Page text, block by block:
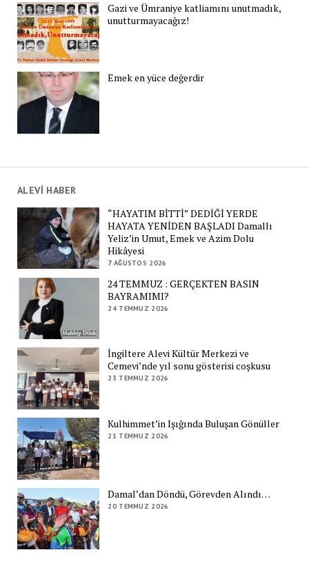
Gazi ve Ümraniye katliamını unutmadık,
unutturmayacağız!
Emek en yüce değerdir
ALEVİ HABER
“HAYATIM BİTTİ” DEDİĞİ YERDE
HAYATA YENİDEN BAŞLADI Damallı
Yeliz’in Umut, Emek ve Azim Dolu
Hikâyesi
7 AĞUSTOS 2026
24 TEMMUZ : GERÇEKTEN BASIN
BAYRAMIMI?
24 TEMMUZ 2026
İngiltere Alevi Kültür Merkezi ve
Cemevi’nde yıl sonu gösterisi coşkusu
23 TEMMUZ 2026
Kulhimmet’in Işığında Buluşan Gönüller
21 TEMMUZ 2026
Damal’dan Döndü, Görevden Alındı…
20 TEMMUZ 2026